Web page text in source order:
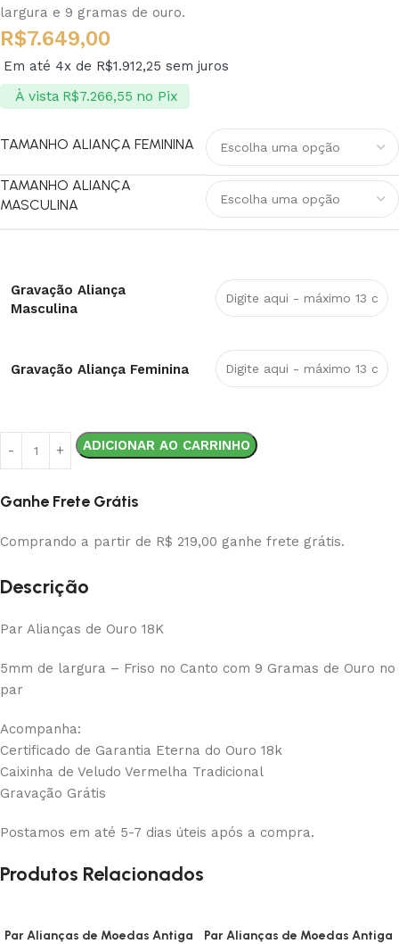
largura e 9 gramas de ouro.
R$7.649,00
Em até 4x de R$1.912,25 sem juros
À vista R$7.266,55 no Pix
TAMANHO ALIANÇA FEMININA
TAMANHO ALIANÇA
MASCULINA
Gravação Aliança
Masculina
Gravação Aliança Feminina
ADICIONAR AO CARRINHO
Ganhe Frete Grátis
Comprando a partir de R$ 219,00 ganhe frete grátis.
Descrição
Par Alianças de Ouro 18K
5mm de largura – Friso no Canto com 9 Gramas de Ouro no
par
Acompanha:
Certificado de Garantia Eterna do Ouro 18k
Caixinha de Veludo Vermelha Tradicional
Gravação Grátis
Postamos em até 5-7 dias úteis após a compra.
Produtos Relacionados
Par Alianças de Moedas Antiga
Par Alianças de Moedas Antiga